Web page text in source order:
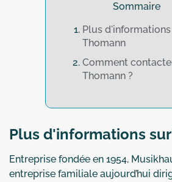
Sommaire
Plus
Thomann
Comment
Thomann ?
Plus d'informations
Entreprise fondée en 1954,
entreprise familiale aujourd’hui